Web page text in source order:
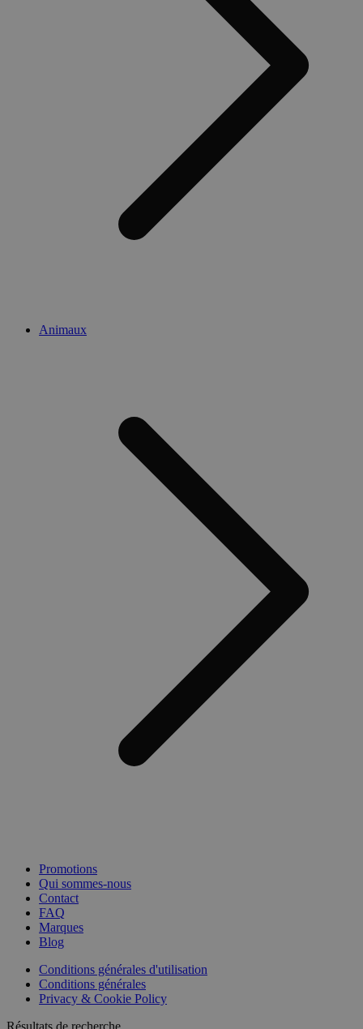
Animaux
Promotions
Qui sommes-nous
Contact
FAQ
Marques
Blog
Conditions générales d'utilisation
Conditions générales
Privacy & Cookie Policy